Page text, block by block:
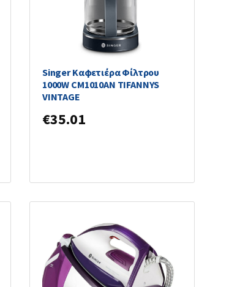
Singer Καφετιέρα Φίλτρου
1000W CM1010AN TIFANNYS
VINTAGE
€35.01